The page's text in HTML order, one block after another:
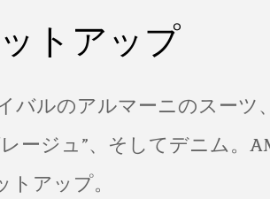
トアップ
バルのアルマーニのスーツ
ージュ”、そしてデニム。
アップ。